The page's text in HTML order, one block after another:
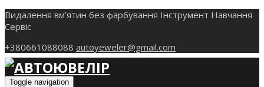
Видалення вм'ятин без фарбування Інструмент Навчання
Сервіс
+380661088088 autoyeweler@gmail.com
Toggle navigation